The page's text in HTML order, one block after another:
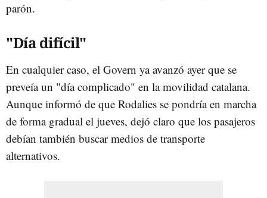
parón.
"Día difícil"
En cualquier caso, el Govern ya avanzó ayer que se
preveía un "día complicado" en la movilidad catalana.
Aunque informó de que Rodalies se pondría en marcha
de forma gradual el jueves, dejó claro que los pasajeros
debían también buscar medios de transporte
alternativos.